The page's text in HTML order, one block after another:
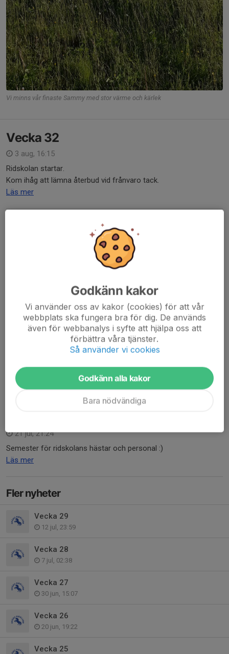
Vi minns vår finaste Sammy med stor värme och kärlek
Vecka 32
3 aug, 16:15
Ridskolan startar.
Kom ihåg att lämna återbud vid frånvaro tack.
Läs mer
Söndag Hästarna tas hem från sommarbetet
Sammy har vandrat vidare
25 jul, 18:20
Vid den dagliga visitationen av hästarna i sommarhagen nu i
veckan upptäcktes det att Sammy var mycket halt.
åka till veterinären. Där konstaterades att...
Läs mer
21 jul, 21:24
Semester för ridskolans hästar och personal :)
Läs mer
Fler nyheter
Vecka 29
12 jul, 23:59
Vecka 28
7 jul, 02:38
Vecka 27
30 jun, 15:07
Vecka 26
20 jun, 19:22
Vecka 25
Godkänn kakor
Vi använder oss av kakor (cookies) för att vår
webbplats ska fungera bra för dig. De används
även för webbanalys i syfte att hjälpa oss att
förbättra våra tjänster.
Så använder vi cookies
Godkänn alla kakor
Bara nödvändiga